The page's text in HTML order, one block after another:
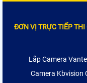
ĐƠN VỊ TRỰC TIẾP
Lắp Camera
Camera Kbvision